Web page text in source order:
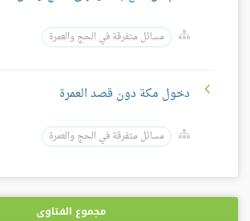
مسائل متفرقة في الحج والعمرة
دخول مكة دون قصد العمرة
مسائل متفرقة في الحج والعمرة
مجموع الفتاوى